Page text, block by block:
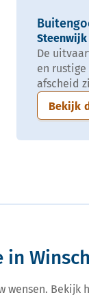
Steenwijk
De
en
afscheid
Bekijk
in
wensen.